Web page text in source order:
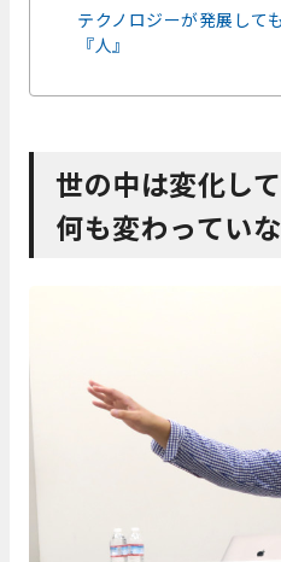
テクノロジーが発展して
『人』
世の中は変化し
何も変わってい